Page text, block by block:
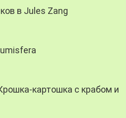
в Jules Zang
картошка с крабом и